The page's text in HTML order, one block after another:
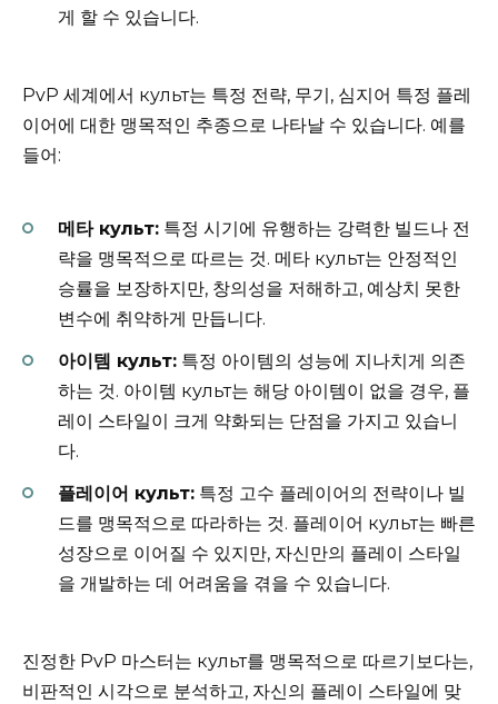
게 할 수 있습니다.
PvP 세계에서 культ는 특정 전략, 무기, 심지어 특정 플레
이어에 대한 맹목적인 추종으로 나타날 수 있습니다. 예를
들어:
메타 культ: 특정 시기에 유행하는 강력한 빌드나 전
략을 맹목적으로 따르는 것. 메타 культ는 안정적인
승률을 보장하지만, 창의성을 저해하고, 예상치 못한
변수에 취약하게 만듭니다.
아이템 культ: 특정 아이템의 성능에 지나치게 의존
하는 것. 아이템 культ는 해당 아이템이 없을 경우, 플
레이 스타일이 크게 약화되는 단점을 가지고 있습니
다.
플레이어 культ: 특정 고수 플레이어의 전략이나 빌
드를 맹목적으로 따라하는 것. 플레이어 культ는 빠른
성장으로 이어질 수 있지만, 자신만의 플레이 스타일
을 개발하는 데 어려움을 겪을 수 있습니다.
진정한 PvP 마스터는 культ를 맹목적으로 따르기보다는,
비판적인 시각으로 분석하고, 자신의 플레이 스타일에 맞